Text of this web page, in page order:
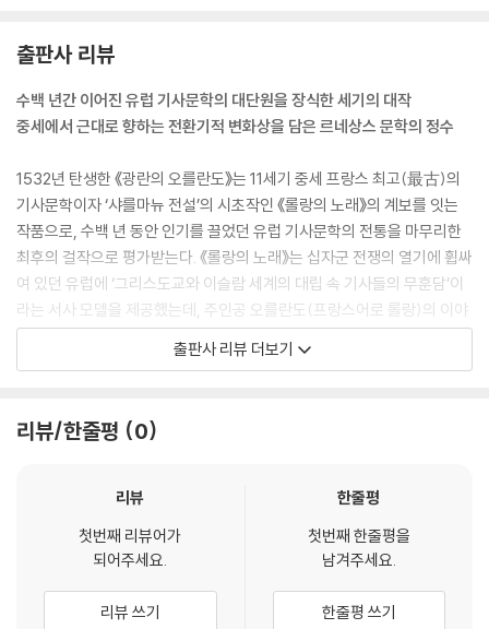
출판사 리뷰
수백 년간 이어진 유럽 기사문학의 대단원을 장식한 세기의 대작
중세에서 근대로 향하는 전환기적 변화상을 담은 르네상스 문학의 정수
1532년 탄생한 《광란의 오를란도》는 11세기 중세 프랑스 최고(最古)의
기사문학이자 ‘샤를마뉴 전설’의 시초작인 《롤랑의 노래》의 계보를 잇는
작품으로, 수백 년 동안 인기를 끌었던 유럽 기사문학의 전통을 마무리한
최후의 걸작으로 평가받는다. 《롤랑의 노래》는 십자군 전쟁의 열기에 휩싸
여 있던 유럽에 ‘그리스도교와 이슬람 세계의 대립 속 기사들의 무훈담’이
라는 서사 모델을 제공했는데, 주인공 오를란도(프랑스어로 롤랑)의 이야
기는 이후 이탈리아에서 인기를 구가하며 점차 다채롭게 변주되었다. 오를
란도가 롱스보 전투에서 장렬히 순교하기 이전의 이야기, 즉 그의 삶과 사
441~1494)가 미완성으로 남긴 서사시 《사랑에 빠진 오를란도(Orland
대한 후속 격으로 《광란의 오를란도》를 20여 년에 걸친 집필과 증보 끝에
《광란의 오를란도》는 이러한 중세 기사문학의 흐름을 계승하는 데 그치지
않고, 르네상스 시기 변화하는 사고방식과 관념을 녹여내고 인간의 복잡한
내면을 풍부하게 표현하며 중세에서 근대로의 전환기적 변화상을 성공적
출판사 리뷰 더보기
리뷰/한줄평 0
리뷰
첫번째 리뷰어가
되어주세요.
리뷰 쓰기
한줄평
첫번째 한줄평을
남겨주세요.
한줄평 쓰기